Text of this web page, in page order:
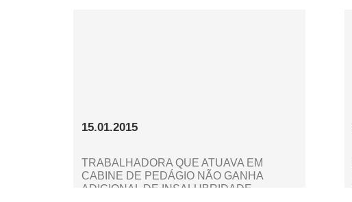
15.01.2015
TRABALHADORA QUE ATUAVA EM
CABINE DE PEDÁGIO NÃO GANHA
ADICIONAL DE INSALUBRIDADE